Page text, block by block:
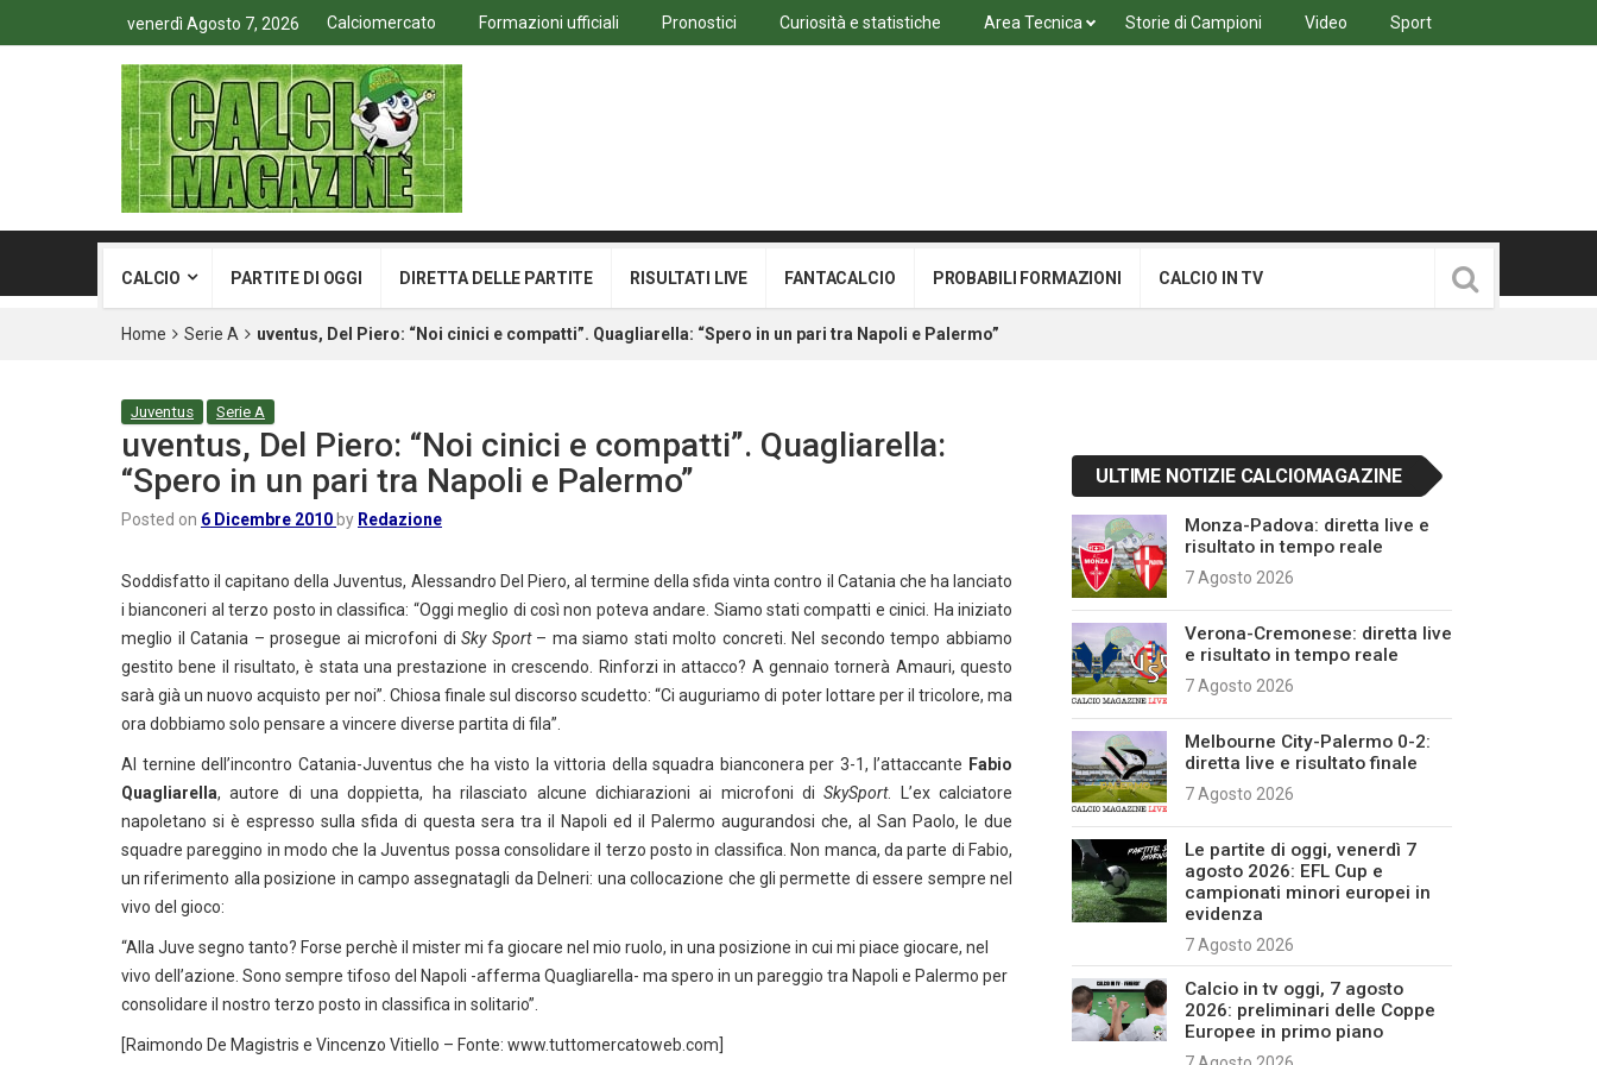
venerdì Agosto 7, 2026 Calciomercato Formazioni ufficiali Pronostici Curiosità e statistiche Area Tecnica Storie di Campioni Video Sport
CALCIO PARTITE DI OGGI DIRETTA DELLE PARTITE RISULTATI LIVE FANTACALCIO PROBABILI FORMAZIONI CALCIO IN TV
Home Serie A uventus, Del Piero: “Noi cinici e compatti”. Quagliarella: “Spero in un pari tra Napoli e Palermo”
Juventus Serie A
uventus, Del Piero: “Noi cinici e compatti”. Quagliarella:
“Spero in un pari tra Napoli e Palermo”
Posted on 6 Dicembre 2010 by Redazione
Soddisfatto il capitano della Juventus, Alessandro Del Piero, al termine della sfida vinta contro il Catania che ha lanciato
i bianconeri al terzo posto in classifica: “Oggi meglio di così non poteva andare. Siamo stati compatti e cinici. Ha iniziato
meglio il Catania – prosegue ai microfoni diSky Sport– ma siamo stati molto concreti. Nel secondo tempo abbiamo
gestito bene il risultato, è stata una prestazione in crescendo. Rinforzi in attacco? A gennaio tornerà Amauri, questo
sarà già un nuovo acquisto per noi”. Chiosa finale sul discorso scudetto: “Ci auguriamo di poter lottare per il tricolore, ma
ora dobbiamo solo pensare a vincere diverse partita di fila”.
Al ternine dell’incontro Catania-Juventus che ha visto la vittoria della squadra bianconera per 3-1, l’attaccante Fabio
Quagliarella, autore di una doppietta, ha rilasciato alcune dichiarazioni ai microfoni diSkySport. L’ex calciatore
napoletano si è espresso sulla sfida di questa sera tra il Napoli ed il Palermo augurandosi che, al San Paolo, le due
squadre pareggino in modo che la Juventus possa consolidare il terzo posto in classifica. Non manca, da parte di Fabio,
un riferimento alla posizione in campo assegnatagli da Delneri: una collocazione che gli permette di essere sempre nel
vivo del gioco:
“Alla Juve segno tanto? Forse perchè il mister mi fa giocare nel mio ruolo, in una posizione in cui mi piace giocare, nel
vivo dell’azione. Sono sempre tifoso del Napoli -afferma Quagliarella- ma spero in un pareggio tra Napoli e Palermo per
consolidare il nostro terzo posto in classifica in solitario”.
[Raimondo De Magistris e Vincenzo Vitiello – Fonte: www.tuttomercatoweb.com]
ULTIME NOTIZIE CALCIOMAGAZINE
Monza-Padova: diretta live e
risultato in tempo reale
7 Agosto 2026
Verona-Cremonese: diretta live
e risultato in tempo reale
7 Agosto 2026
Melbourne City-Palermo 0-2:
diretta live e risultato finale
7 Agosto 2026
Le partite di oggi, venerdì 7
agosto 2026: EFL Cup e
campionati minori europei in
evidenza
7 Agosto 2026
Calcio in tv oggi, 7 agosto
2026: preliminari delle Coppe
Europee in primo piano